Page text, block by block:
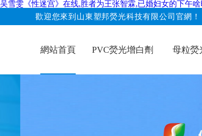
吴雪雯《性迷宫》在线,胜者为王张智霖,已婚妇女的下午
歡迎您來到山東塑邦熒光科技有限公司官網！
網站首頁 PVC熒光增白劑 母粒熒